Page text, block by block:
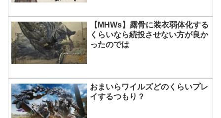
【MHWs】露骨に装衣弱体化する
くらいなら続投させない方が良か
ったのでは
おまいらワイルズどのくらいプレ
イするつもり？